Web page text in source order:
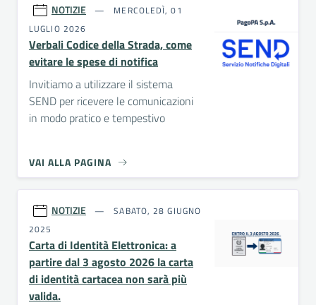
NOTIZIE
MERCOLEDÌ, 01
LUGLIO 2026
Verbali Codice della Strada, come
evitare le spese di notifica
Invitiamo a utilizzare il sistema
SEND per ricevere le comunicazioni
in modo pratico e tempestivo
VAI ALLA PAGINA
NOTIZIE
SABATO, 28 GIUGNO
2025
Carta di Identità Elettronica: a
partire dal 3 agosto 2026 la carta
di identità cartacea non sarà più
valida.